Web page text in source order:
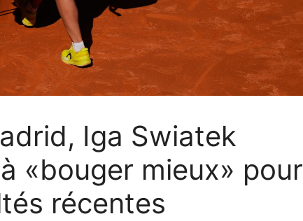
Iga Swiatek
«bouger mieux» pour
récentes